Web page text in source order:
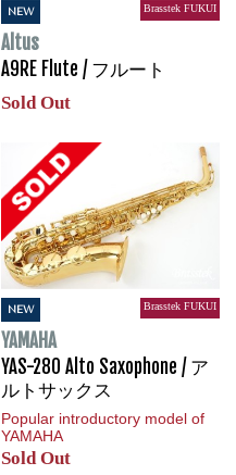
NEW Brasstek FUKUI
Altus
A9RE Flute / フルート
Sold Out
NEW Brasstek FUKUI
YAMAHA
YAS-280 Alto Saxophone / ア
ルトサックス
Popular introductory model of
YAMAHA
Sold Out